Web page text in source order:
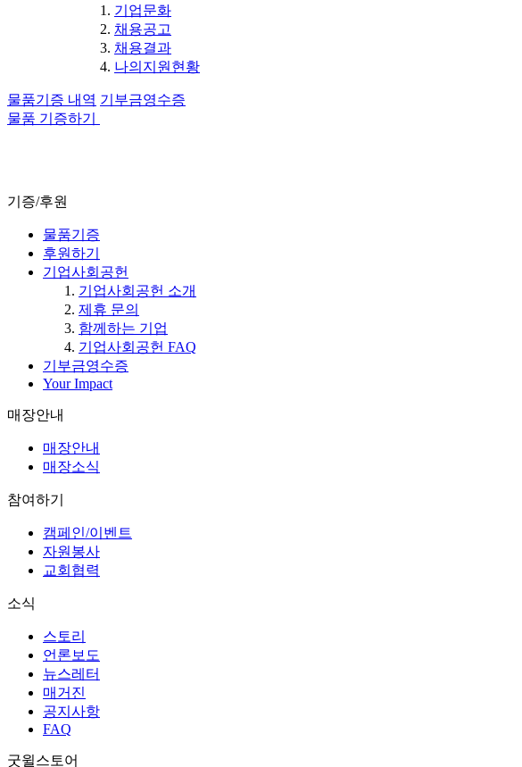
기업문화
채용공고
채용결과
나의지원현황
물품기증 내역 기부금영수증
물품 기증하기
기증/후원
물품기증
후원하기
기업사회공헌
기업사회공헌 소개
제휴 문의
함께하는 기업
기업사회공헌 FAQ
기부금영수증
Your Impact
매장안내
매장안내
매장소식
참여하기
캠페인/이벤트
자원봉사
교회협력
소식
스토리
언론보도
뉴스레터
매거진
공지사항
FAQ
굿윌스토어